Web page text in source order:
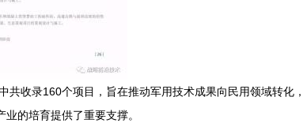
收录160个项目，旨在推动军用技术成果向民用领域转化
的培育提供了重要支撑。